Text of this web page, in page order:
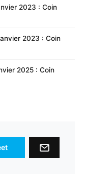
2023 : Coin
2023 : Coin
2025 : Coin